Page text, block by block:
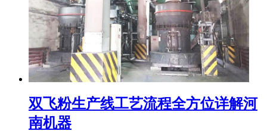
双飞粉生产线工艺流程全方位详解河
南机器